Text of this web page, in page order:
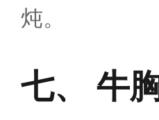
炖。
牛